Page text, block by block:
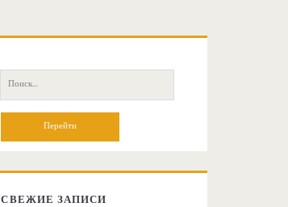
П
о
:
СВЕЖИЕ ЗАПИСИ